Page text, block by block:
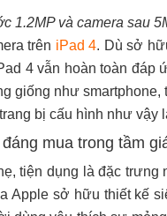
1.2MP và camera sau
trên iPad 4. Dù sở
4 vẫn hoàn toàn
giống như
bị cấu hình như vậy
mua trong tầm
tiện dụng là đặc
Apple sở hữu thiết kế